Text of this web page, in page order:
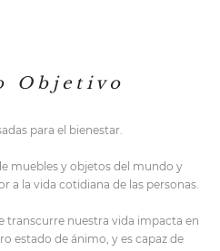
O b j e t i v o
para el bienestar.
muebles y objetos del mundo y
a la vida cotidiana de las personas.
transcurre nuestra vida impacta en
estado de ánimo, y es capaz de